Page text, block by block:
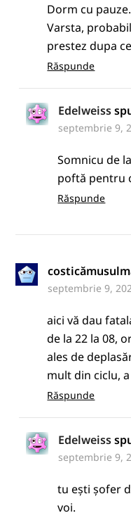
Dorm cu pauze.
Varsta,
prestez dupa
Răspunde
Edelweiss
septembrie 9,
Somnicu de
poftă pentru
Răspunde
septembrie 9,
aici vă dau
de la 22 la 08,
ales de
mult din ciclu,
Răspunde
Edelweiss
septembrie 9,
tu ești șofer
voi.